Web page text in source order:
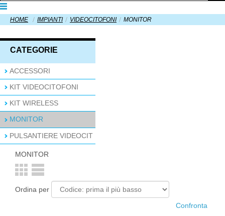
HOME IMPIANTI VIDEOCITOFONI MONITOR
CATEGORIE
ACCESSORI
KIT VIDEOCITOFONI
KIT WIRELESS
MONITOR
PULSANTIERE VIDEOCIT
MONITOR
Ordina per